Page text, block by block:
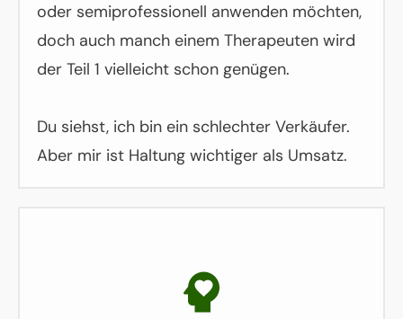
oder semiprofessionell anwenden möchten,
doch auch manch einem Therapeuten wird
der Teil 1 vielleicht schon genügen.
Du siehst, ich bin ein schlechter Verkäufer.
Aber mir ist Haltung wichtiger als Umsatz.